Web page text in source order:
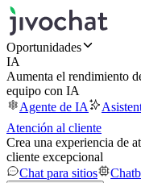
Oportunidades
IA
Aumenta el rendimiento
equipo con IA
Agente de IA
Atención al cliente
Crea una experiencia de
cliente excepcional
Chat para sitios